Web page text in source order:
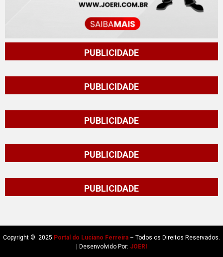
PUBLICIDADE
PUBLICIDADE
PUBLICIDADE
PUBLICIDADE
PUBLICIDADE
Copyright © 2025 Portal do Luciano Ferreira – Todos os Direitos Reservados.
| Desenvolvido Por: JOERI